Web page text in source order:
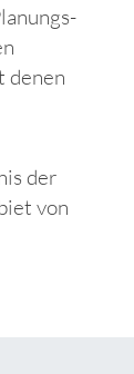
denen
der
von